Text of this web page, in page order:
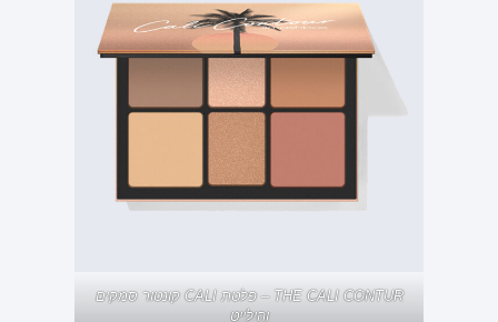
THE CALI CONTUR – פלטת CALI קונטור סמקים
והילייט